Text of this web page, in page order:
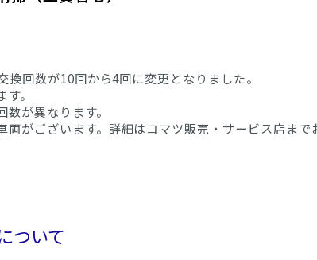
回数が10回から4回に変更となりました。
。
が異なります。
がございます。詳細はコマツ販売・サービス店まで
ついて